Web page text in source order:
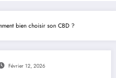
bien choisir son CBD ?
Février 12, 2026